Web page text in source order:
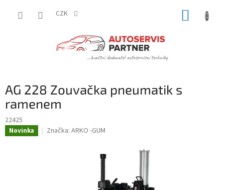
CZK
AG 228 Zouvačka pneumatik s
ramenem
22425
Novinka Značka: ARKO -GUM